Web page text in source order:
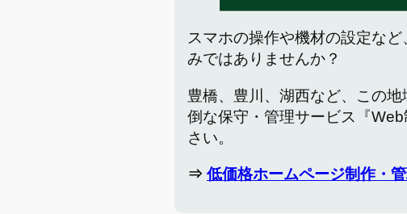
スマホの操作や機材の設定な
みではありませんか？
豊橋、豊川、湖西など、この
倒な保守・管理サービス『
さい。
⇒ 低価格ホームページ制作・